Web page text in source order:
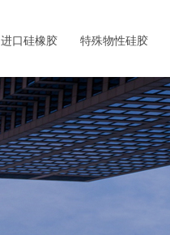
进口硅橡胶 特殊物性硅胶